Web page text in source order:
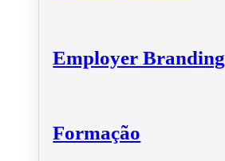
Employer Branding
Formação